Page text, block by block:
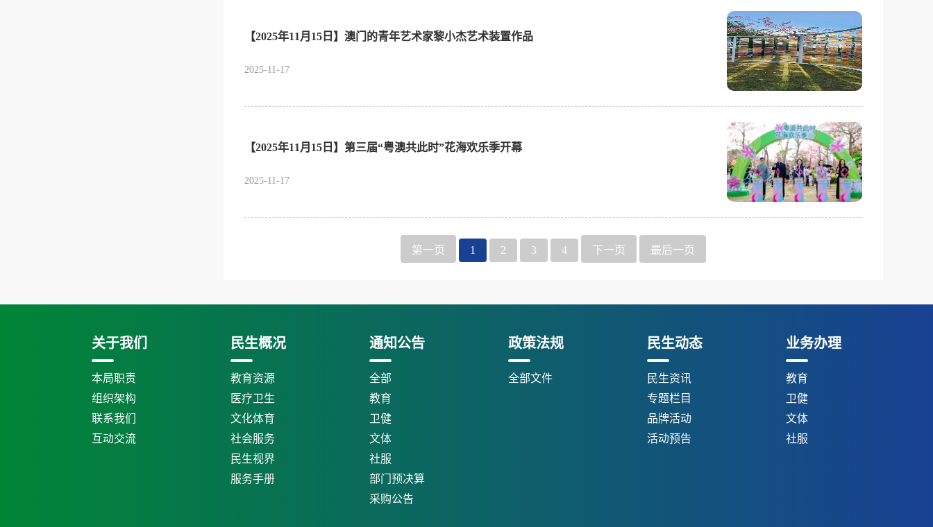
【2025年11月15日】澳门的青年艺术家黎小杰艺术装置作品
2025-11-17
【2025年11月15日】第三届“粤澳共此时”花海欢乐季开幕
2025-11-17
第一页 1 2 3 4 下一页 最后一页
关于我们
本局职责
组织架构
联系我们
互动交流
民生概况
教育资源
医疗卫生
文化体育
社会服务
民生视界
服务手册
通知公告
全部
教育
卫健
文体
社服
部门预决算
采购公告
政策法规
全部文件
民生动态
民生资讯
专题栏目
品牌活动
活动预告
业务办理
教育
卫健
文体
社服